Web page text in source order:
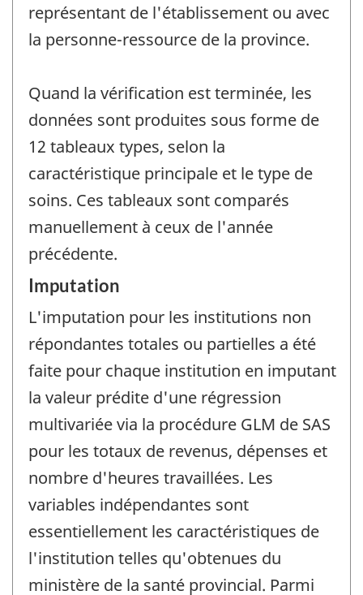
représentant de l'établissement ou avec
la personne-ressource de la province.
Quand la vérification est terminée, les
données sont produites sous forme de
12 tableaux types, selon la
caractéristique principale et le type de
soins. Ces tableaux sont comparés
manuellement à ceux de l'année
précédente.
Imputation
L'imputation pour les institutions non
répondantes totales ou partielles a été
faite pour chaque institution en imputant
la valeur prédite d'une régression
multivariée via la procédure GLM de SAS
pour les totaux de revenus, dépenses et
nombre d'heures travaillées. Les
variables indépendantes sont
essentiellement les caractéristiques de
l'institution telles qu'obtenues du
ministère de la santé provincial. Parmi